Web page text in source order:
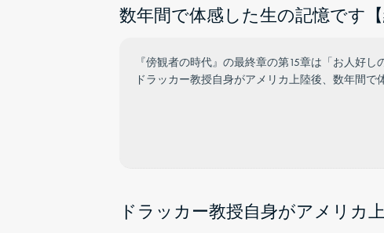
数年間で体感した生の記憶です【
『傍観者の時代』の最終章の第15章は「お人好し
ドラッカー教授自身がアメリカ上陸後、数年間で
ドラッカー教授自身がアメリカ